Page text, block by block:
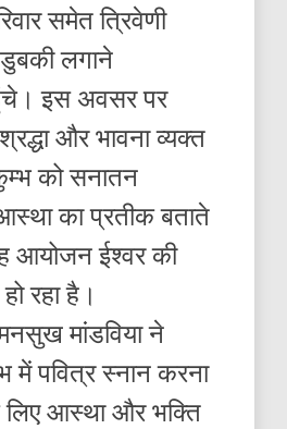
समेत त्रिवेणी
लगाने
इस अवसर पर
और भावना व्यक्त
को सनातन
का प्रतीक बताते
आयोजन ईश्वर की
रहा है।
मांडविया ने
में पवित्र स्नान करना
लिए आस्था और भक्ति